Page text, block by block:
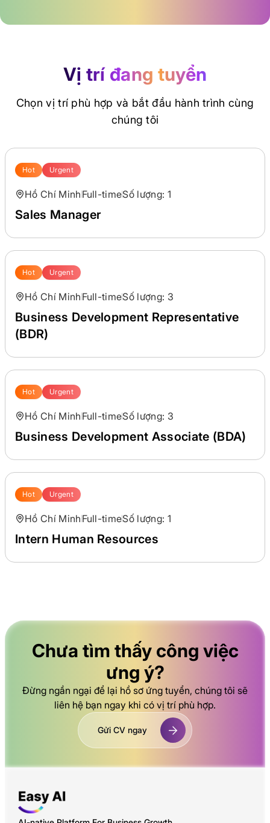
Vị trí đang tuyển
Chọn vị trí phù hợp và bắt đầu hành trình cùng
chúng tôi
Hot Urgent
Hồ Chí MinhFull-timeSố lượng: 1
Sales Manager
Hot Urgent
Hồ Chí MinhFull-timeSố lượng: 3
Business Development Representative
(BDR)
Hot Urgent
Hồ Chí MinhFull-timeSố lượng: 3
Business Development Associate (BDA)
Hot Urgent
Hồ Chí MinhFull-timeSố lượng: 1
Intern Human Resources
Chưa tìm thấy công việc
ưng ý?
Đừng ngần ngại để lại hồ sơ ứng tuyển, chúng tôi sẽ
liên hệ bạn ngay khi có vị trí phù hợp.
Gửi CV ngay